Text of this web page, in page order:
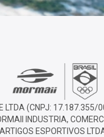
LTDA (CNPJ: 17.187.355/
INDUSTRIA,
ESPORTIVOS